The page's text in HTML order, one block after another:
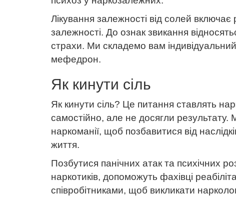
Лікування залежності від солей
залежності. До ознак звикання
страхи. Ми складемо вам
мефедрон.
Як кинути сіль
Як кинути сіль? Це питання ставлять
самостійно, але не досягли
наркоманії, щоб позбавитися від
життя.
Позбутися панічних атак та психічних
наркотиків, допоможуть фахівці
співробітниками, щоб викликати